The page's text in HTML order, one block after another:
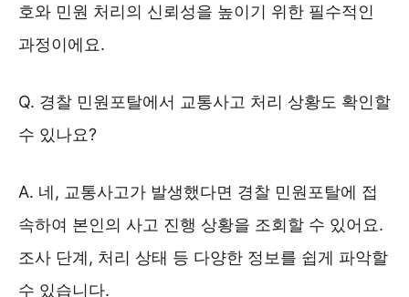
호와 민원 처리의 신뢰성을 높이기 위한 필수적인
과정이에요.
Q. 경찰 민원포탈에서 교통사고 처리 상황도 확인할
수 있나요?
A. 네, 교통사고가 발생했다면 경찰 민원포탈에 접
속하여 본인의 사고 진행 상황을 조회할 수 있어요.
조사 단계, 처리 상태 등 다양한 정보를 쉽게 파악할
수 있습니다.